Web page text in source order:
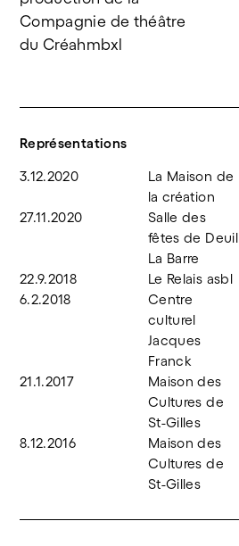
Compagnie de théâtre
du Créahmbxl
Représentations
3.12.2020
La Maison de
la création
27.11.2020
Salle des
fêtes de Deuil
La Barre
22.9.2018
Le Relais asbl
6.2.2018
Centre
culturel
Jacques
Franck
21.1.2017
Maison des
Cultures de
St-Gilles
8.12.2016
Maison des
Cultures de
St-Gilles